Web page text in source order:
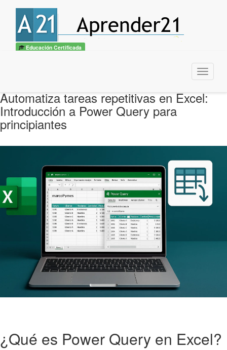
Educación Certificada
Menu
Automatiza tareas repetitivas en Excel:
Introducción a Power Query para
principiantes
¿Qué es Power Query en Excel?